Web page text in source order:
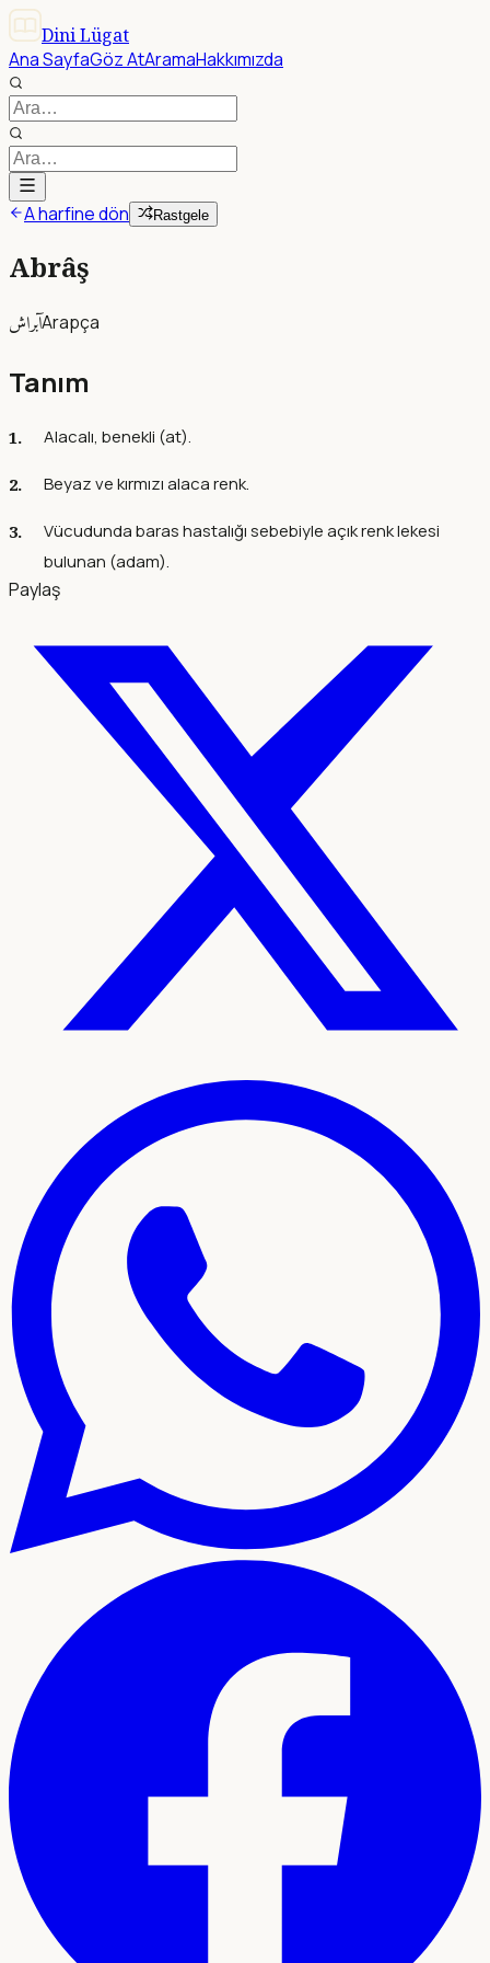
Dini Lügat
Ana SayfaGöz AtAramaHakkımızda
A harfine dön Rastgele
Abrâş
آبراشArapça
Tanım
Alacalı, benekli (at).
Beyaz ve kırmızı alaca renk.
Vücudunda baras hastalığı sebebiyle açık renk lekesi
bulunan (adam).
Paylaş